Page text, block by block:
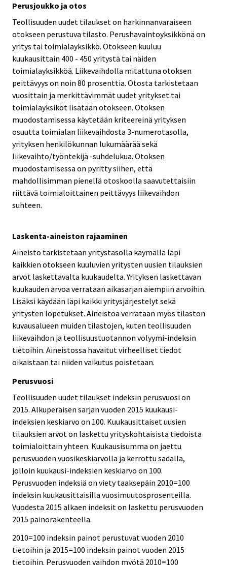
Perusjoukko ja otos
Teollisuuden uudet tilaukset on harkinnanvaraiseen
otokseen perustuva tilasto. Perushavaintoyksikkönä on
yritys tai toimialayksikkö. Otokseen kuuluu
kuukausittain 400 - 450 yritystä tai näiden
toimialayksikköä. Liikevaihdolla mitattuna otoksen
peittävyys on noin 80 prosenttia. Otosta tarkistetaan
vuosittain ja merkittävimmät uudet yritykset tai
toimialayksiköt lisätään otokseen. Otoksen
muodostamisessa käytetään kriteereinä yrityksen
osuutta toimialan liikevaihdosta 3-numerotasolla,
yrityksen henkilökunnan lukumäärää sekä
liikevaihto/työntekijä -suhdelukua. Otoksen
muodostamisessa on pyritty siihen, että
mahdollisimman pienellä otoskoolla saavutettaisiin
riittävä toimialoittainen peittävyys liikevaihdon
suhteen.
Laskenta-aineiston rajaaminen
Aineisto tarkistetaan yritystasolla käymällä läpi
kaikkien otokseen kuuluvien yritysten uusien tilauksien
arvot laskettavalta kuukaudelta. Yrityksen laskettavan
kuukauden arvoa verrataan aikasarjan aiempiin arvoihin.
Lisäksi käydään läpi kaikki yritysjärjestelyt sekä
yritysten lopetukset. Aineistoa verrataan myös tilaston
kuvausalueen muiden tilastojen, kuten teollisuuden
liikevaihdon ja teollisuustuotannon volyymi-indeksin
tietoihin. Aineistossa havaitut virheelliset tiedot
oikaistaan tai niiden vaikutus poistetaan.
Perusvuosi
Teollisuuden uudet tilaukset indeksin perusvuosi on
2015. Alkuperäisen sarjan vuoden 2015 kuukausi-
indeksien keskiarvo on 100. Kuukausittaiset uusien
tilauksien arvot on laskettu yrityskohtaisista tiedoista
toimialoittain yhteen. Kuukausisumma on jaettu
perusvuoden vuosikeskiarvolla ja kerrottu sadalla,
jolloin kuukausi-indeksien keskiarvo on 100.
Perusvuoden indeksiä on viety taaksepäin 2010=100
indeksin kuukausittaisilla vuosimuutosprosenteilla.
Vuodesta 2015 alkaen indeksit on laskettu perusvuoden
2015 painorakenteella.
2010=100 indeksin painot perustuvat vuoden 2010
tietoihin ja 2015=100 indeksin painot vuoden 2015
tietoihin. Perusvuoden vaihdon myötä 2010=100